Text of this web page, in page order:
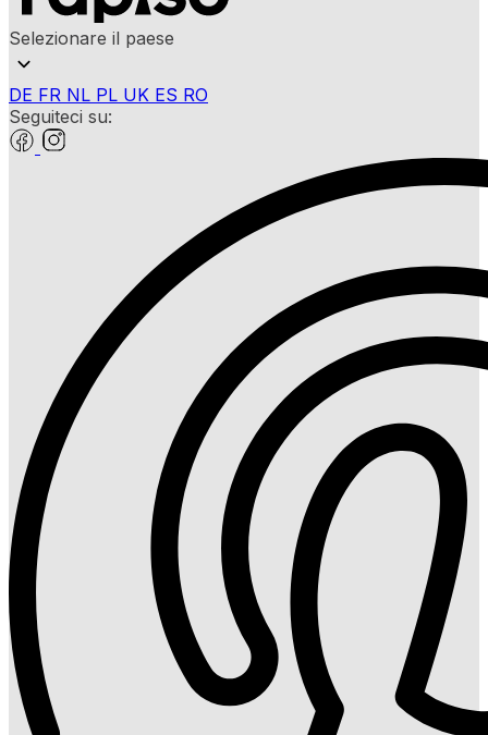
Selezionare il paese
DE FR NL PL UK ES RO
Seguiteci su: